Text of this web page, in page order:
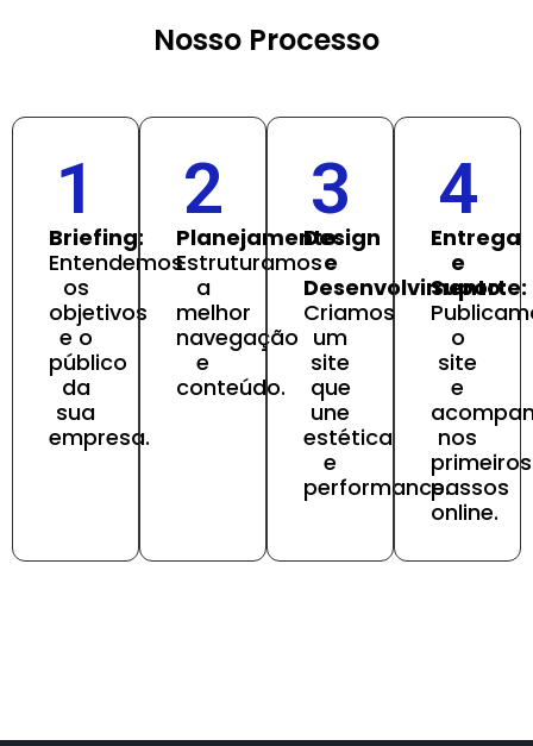
Nosso Processo
1
Briefing:
Entendemos
os
objetivos
e o
público
da
sua
empresa.
2
Planejamento:
Estruturamos
a
melhor
navegação
e
conteúdo.
3
Design
e
Desenvolvimento:
Criamos
um
site
que
une
estética
e
performance.
4
Entrega
e
Suporte:
o
site
e
nos
primeiros
passos
online.